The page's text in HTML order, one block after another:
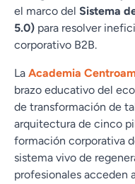
el marco del Sistema
5.0) para resolver
corporativo B2B.
La Academia
brazo educativo del
de transformación de
arquitectura de cinco
formación corporativa
sistema vivo de
profesionales acceden